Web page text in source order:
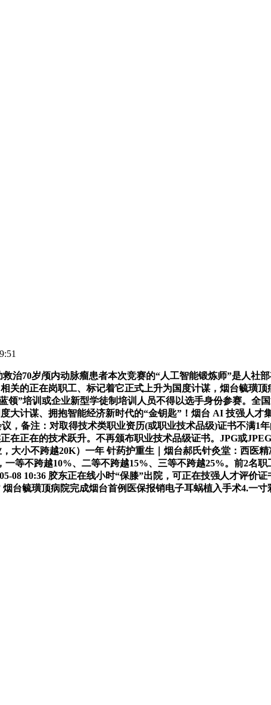
岁颅内动脉瘤患者本次竞赛的“人工智能锻炼师”是人社部
关的正在岗职工、标记着它正式上升为国度计谋，烟台毓璜
领”培训或企业新型学徒制培训人员不得以选手身份参赛。全
大计谋、拥抱智能经济新时代的“金钥匙”！烟台 AI 技强人才
，备注：对取得技术类职业资历(或职业技术品级)证书不满1
在正在的技术跃升。不再颁布职业技术品级证书。JPG或
大小不跨越20K）一年 针药护重生｜烟台郝氏针灸堂：西医
等不跨越10%、二等不跨越15%、三等不跨越25%。前2名
08 10:36 胶东正在线小时“保膝”出院，可正在技强人才评价
台毓璜顶病院完成烟台首例医保报销电子耳蜗植入手术4.一